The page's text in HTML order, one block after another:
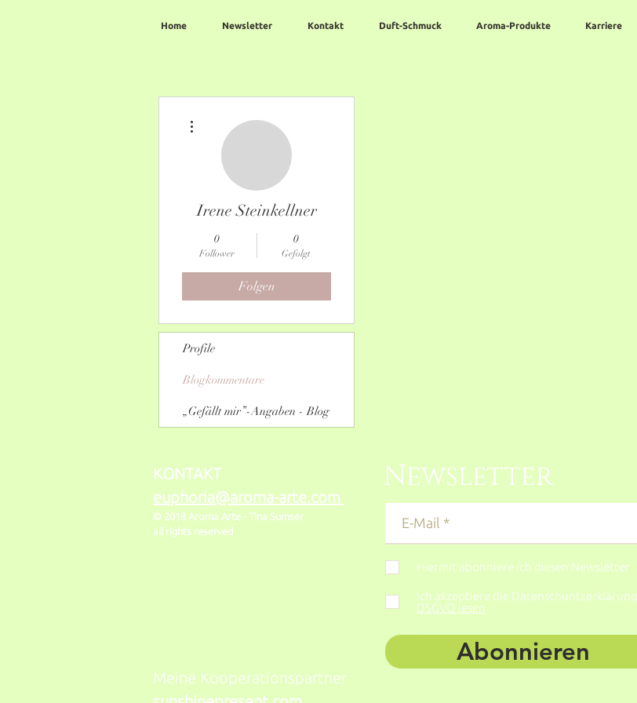
Home Newsletter Kontakt Duft-Schmuck Aroma-Produkte Karriere
Irene Steinkellner
0
Follower
0
Gefolgt
Folgen
Profile
Blogkommentare
„Gefällt mir”-Angaben - Blog
KONTAKT
euphoria@aroma-arte.com
© 2018 Aroma Arte - Tina Sumser
all rights reserved
Meine Kooperationspartner
Newsletter
Hiermit abonniere ich diesen Newsletter
Ich akzeptiere die Datenschuntzerklärung
DSGVO lesen
Abonnieren